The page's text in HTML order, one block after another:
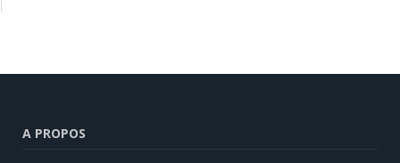
A PROPOS